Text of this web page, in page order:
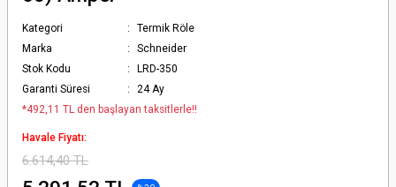
Kategori
Termik Röle
Marka
Schneider
Stok Kodu
LRD-350
Garanti Süresi
24 Ay
*492,11 TL den başlayan taksitlerle!!
Havale Fiyatı:
6.614,40 TL